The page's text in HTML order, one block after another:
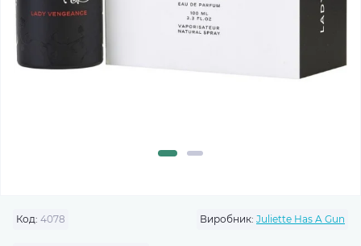
Код: 4078 Виробник: Juliette Has A Gun